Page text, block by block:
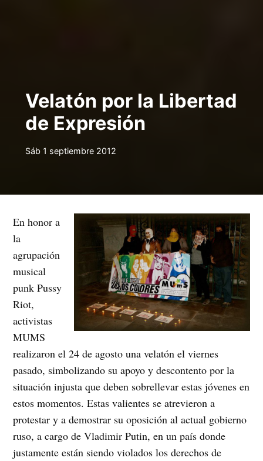
Velatón por la Libertad
de Expresión
Sáb 1 septiembre 2012
En honor a
la
agrupación
musical
punk Pussy
Riot,
activistas
MUMS
realizaron el 24 de agosto una velatón el viernes
pasado, simbolizando su apoyo y descontento por la
situación injusta que deben sobrellevar estas jóvenes en
estos momentos. Estas valientes se atrevieron a
protestar y a demostrar su oposición al actual gobierno
ruso, a cargo de Vladimir Putin, en un país donde
justamente están siendo violados los derechos de